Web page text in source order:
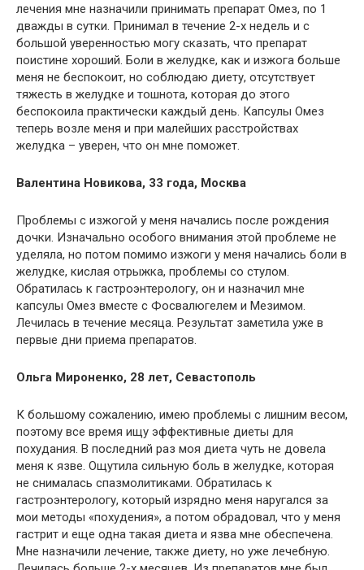
лечения мне назначили принимать препарат Омез, по 1
дважды в сутки. Принимал в течение 2-х недель и с
большой уверенностью могу сказать, что препарат
поистине хороший. Боли в желудке, как и изжога больше
меня не беспокоит, но соблюдаю диету, отсутствует
тяжесть в желудке и тошнота, которая до этого
беспокоила практически каждый день. Капсулы Омез
теперь возле меня и при малейших расстройствах
желудка – уверен, что он мне поможет.
Валентина Новикова, 33 года, Москва
Проблемы с изжогой у меня начались после рождения
дочки. Изначально особого внимания этой проблеме не
уделяла, но потом помимо изжоги у меня начались боли в
желудке, кислая отрыжка, проблемы со стулом.
Обратилась к гастроэнтерологу, он и назначил мне
капсулы Омез вместе с Фосвалюгелем и Мезимом.
Лечилась в течение месяца. Результат заметила уже в
первые дни приема препаратов.
Ольга Мироненко, 28 лет, Севастополь
К большому сожалению, имею проблемы с лишним весом,
поэтому все время ищу эффективные диеты для
похудания. В последний раз моя диета чуть не довела
меня к язве. Ощутила сильную боль в желудке, которая
не снималась спазмолитиками. Обратилась к
гастроэнтерологу, который изрядно меня наругался за
мои методы «похудения», а потом обрадовал, что у меня
гастрит и еще одна такая диета и язва мне обеспечена.
Мне назначили лечение, также диету, но уже лечебную.